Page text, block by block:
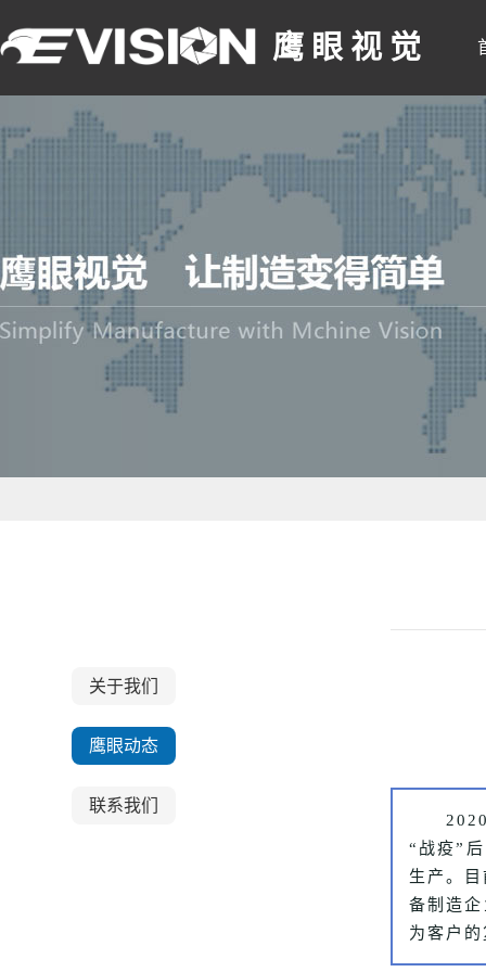
鹰 眼 视 觉
关于我们
鹰眼动态
联系我们
“战疫”
生产。
备制造
为客户